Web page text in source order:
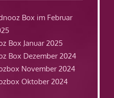
Box im Februar
Box Januar 2025
Box Dezember 2024
November 2024
Oktober 2024